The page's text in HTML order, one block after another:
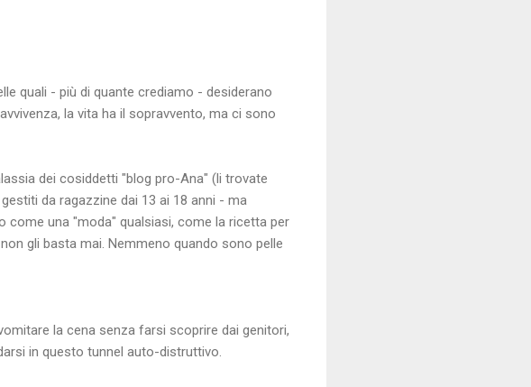
quali - più di quante crediamo - desiderano
la vita ha il sopravvento, ma ci sono
dei cosiddetti "blog pro-Ana" (li trovate
da ragazzine dai 13 ai 18 anni - ma
come una "moda" qualsiasi, come la ricetta per
gli basta mai. Nemmeno quando sono pelle
la cena senza farsi scoprire dai genitori,
in questo tunnel auto-distruttivo.